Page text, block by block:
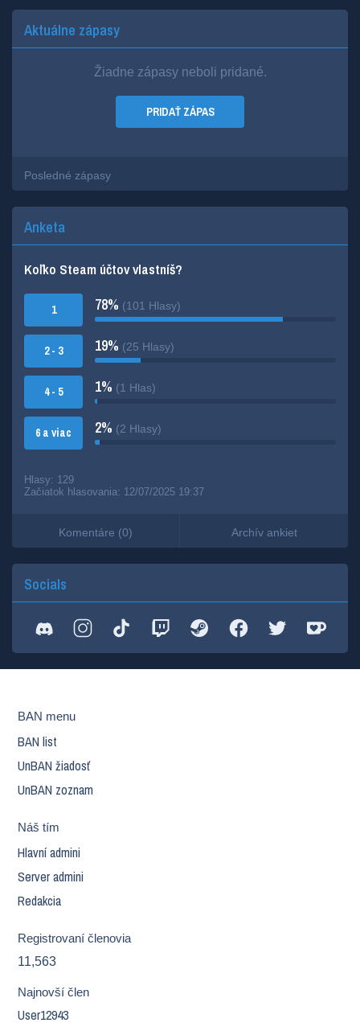
Aktuálne zápasy
Žiadne zápasy neboli pridané.
PRIDAŤ ZÁPAS
Posledné zápasy
Anketa
Koľko Steam účtov vlastníš?
1
2 - 3
4 - 5
6 a viac
78% (101 Hlasy)
19% (25 Hlasy)
1% (1 Hlas)
2% (2 Hlasy)
Hlasy: 129
Začiatok hlasovania: 12/07/2025 19:37
Komentáre (0) Archív ankiet
Socials
BAN menu
BAN list
UnBAN žiadosť
UnBAN zoznam
Náš tím
Hlavní admini
Server admini
Redakcia
Registrovaní členovia
11,563
Najnovší člen
User12943